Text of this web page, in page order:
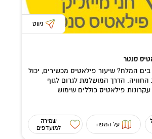
ניווט
סנטר
המלח? שיעור פילאטיס מכשירים, יכול
הדרך המושלמת לגרום לגוף
פילאטיס כוללים שימוש
על המפה
שמירה
למועדפים